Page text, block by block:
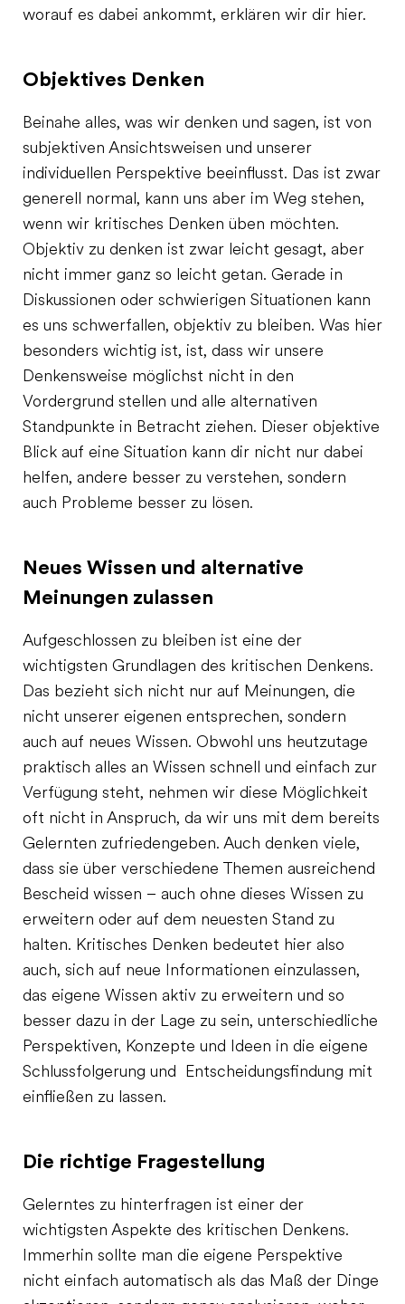
worauf es dabei ankommt, erklären wir dir hier.
Objektives Denken
Beinahe alles, was wir denken und sagen, ist von
subjektiven Ansichtsweisen und unserer
individuellen Perspektive beeinflusst. Das ist zwar
generell normal, kann uns aber im Weg stehen,
wenn wir kritisches Denken üben möchten.
Objektiv zu denken ist zwar leicht gesagt, aber
nicht immer ganz so leicht getan. Gerade in
Diskussionen oder schwierigen Situationen kann
es uns schwerfallen, objektiv zu bleiben. Was hier
besonders wichtig ist, ist, dass wir unsere
Denkensweise möglichst nicht in den
Vordergrund stellen und alle alternativen
Standpunkte in Betracht ziehen. Dieser objektive
Blick auf eine Situation kann dir nicht nur dabei
helfen, andere besser zu verstehen, sondern
auch Probleme besser zu lösen.
Neues Wissen und alternative
Meinungen zulassen
Aufgeschlossen zu bleiben ist eine der
wichtigsten Grundlagen des kritischen Denkens.
Das bezieht sich nicht nur auf Meinungen, die
nicht unserer eigenen entsprechen, sondern
auch auf neues Wissen. Obwohl uns heutzutage
praktisch alles an Wissen schnell und einfach zur
Verfügung steht, nehmen wir diese Möglichkeit
oft nicht in Anspruch, da wir uns mit dem bereits
Gelernten zufriedengeben. Auch denken viele,
dass sie über verschiedene Themen ausreichend
Bescheid wissen – auch ohne dieses Wissen zu
erweitern oder auf dem neuesten Stand zu
halten. Kritisches Denken bedeutet hier also
auch, sich auf neue Informationen einzulassen,
das eigene Wissen aktiv zu erweitern und so
besser dazu in der Lage zu sein, unterschiedliche
Perspektiven, Konzepte und Ideen in die eigene
Schlussfolgerung und Entscheidungsfindung mit
einfließen zu lassen.
Die richtige Fragestellung
Gelerntes zu hinterfragen ist einer der
wichtigsten Aspekte des kritischen Denkens.
Immerhin sollte man die eigene Perspektive
nicht einfach automatisch als das Maß der Dinge